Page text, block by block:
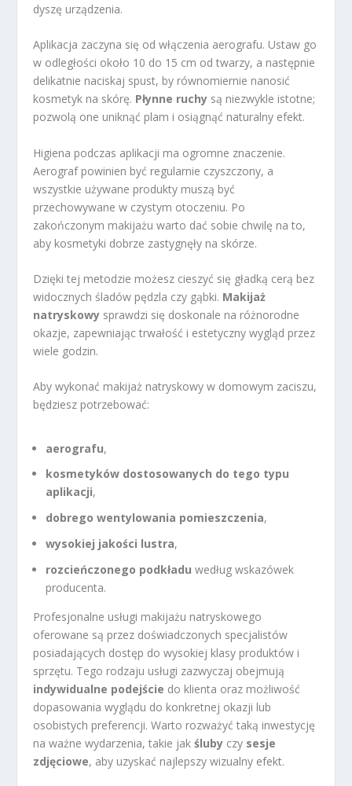
dyszę urządzenia.
Aplikacja zaczyna się od włączenia aerografu. Ustaw go
w odległości około 10 do 15 cm od twarzy, a następnie
delikatnie naciskaj spust, by równomiernie nanosić
kosmetyk na skórę. Płynne ruchy są niezwykle istotne;
pozwolą one uniknąć plam i osiągnąć naturalny efekt.
Higiena podczas aplikacji ma ogromne znaczenie.
Aerograf powinien być regularnie czyszczony, a
wszystkie używane produkty muszą być
przechowywane w czystym otoczeniu. Po
zakończonym makijażu warto dać sobie chwilę na to,
aby kosmetyki dobrze zastygnęły na skórze.
Dzięki tej metodzie możesz cieszyć się gładką cerą bez
widocznych śladów pędzla czy gąbki. Makijaż
natryskowy sprawdzi się doskonale na różnorodne
okazje, zapewniając trwałość i estetyczny wygląd przez
wiele godzin.
Aby wykonać makijaż natryskowy w domowym zaciszu,
będziesz potrzebować:
aerografu,
kosmetyków dostosowanych do tego typu
aplikacji,
dobrego wentylowania pomieszczenia,
wysokiej jakości lustra,
rozcieńczonego podkładu według wskazówek
producenta.
Profesjonalne usługi makijażu natryskowego
oferowane są przez doświadczonych specjalistów
posiadających dostęp do wysokiej klasy produktów i
sprzętu. Tego rodzaju usługi zazwyczaj obejmują
indywidualne podejście do klienta oraz możliwość
dopasowania wyglądu do konkretnej okazji lub
osobistych preferencji. Warto rozważyć taką inwestycję
na ważne wydarzenia, takie jakśluby czy sesje
zdjęciowe, aby uzyskać najlepszy wizualny efekt.